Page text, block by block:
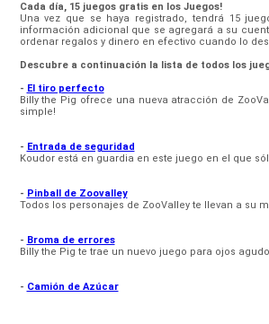
Cada día, 15 juegos gratis en los Juegos!
Una vez que se haya registrado, tendrá 15
información adicional que se agregará a su
ordenar regalos y dinero en efectivo cuando lo
Descubre a continuación la lista de todos los
- El tiro perfecto
Billy the Pig ofrece una nueva atracción de
simple!
- Entrada de seguridad
Koudor está en guardia en este juego en el que
- Pinball de Zoovalley
Todos los personajes de ZooValley te llevan a su
- Broma de errores
Billy the Pig te trae un nuevo juego para ojos
- Camión de Azúcar